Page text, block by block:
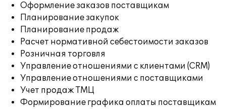
Оформление заказов поставщикам
Планирование закупок
Планирование продаж
Расчет нормативной себестоимости заказов
Розничная торговля
Управление отношениями с клиентами (CRM)
Управление отношениями с поставщиками
Учет продаж ТМЦ
Формирование графика оплаты поставщикам